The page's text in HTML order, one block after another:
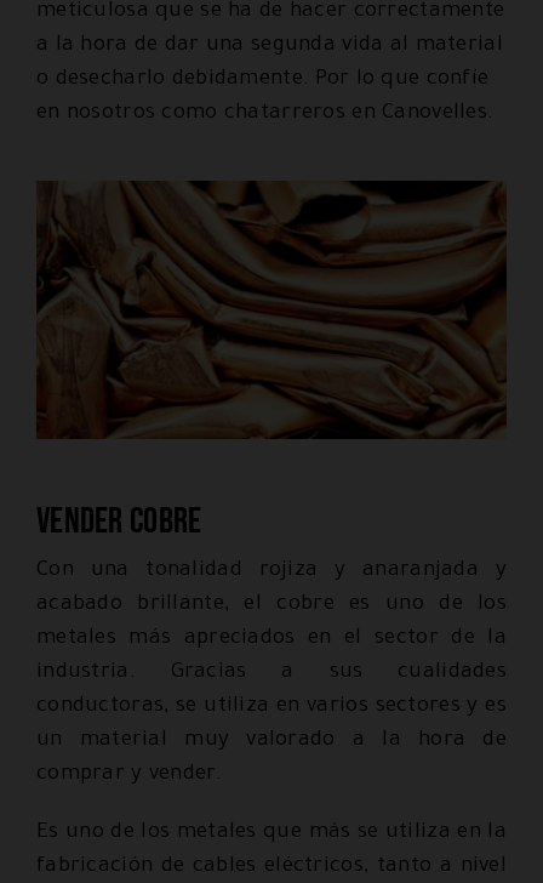
meticulosa que se ha de hacer correctamente
a la hora de dar una segunda vida al material
o desecharlo debidamente. Por lo que confíe
en nosotros como chatarreros en Canovelles.
Vender cobre
Con una tonalidad rojiza y anaranjada y
acabado brillante, el cobre es uno de los
metales más apreciados en el sector de la
industria. Gracias a sus cualidades
conductoras, se utiliza en varios sectores y es
un material muy valorado a la hora de
comprar y vender.
Es uno de los metales que más se utiliza en la
fabricación de cables eléctricos, tanto a nivel